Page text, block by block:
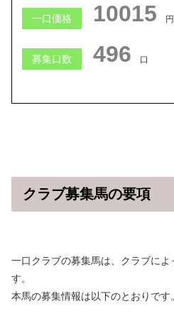
一口価格 233594
募集口数 367 口
クラブ募集馬の要項
一口クラブの募集馬は、クラブに
す。
本馬の募集情報は以下のとおりです。